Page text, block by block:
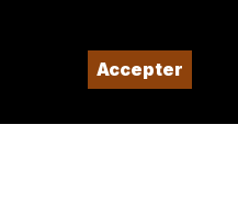
Accepter